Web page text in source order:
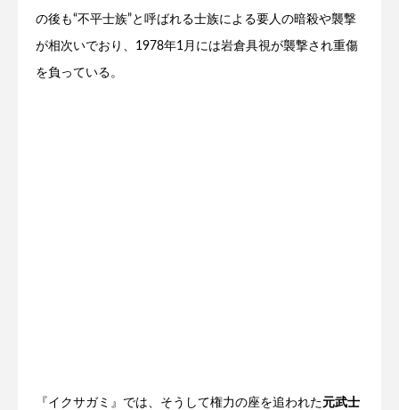
の後も“不平士族”と呼ばれる士族による要人の暗殺や襲撃
が相次いでおり、1978年1月には岩倉具視が襲撃され重傷
を負っている。
『イクサガミ』では、そうして権力の座を追われた元武士